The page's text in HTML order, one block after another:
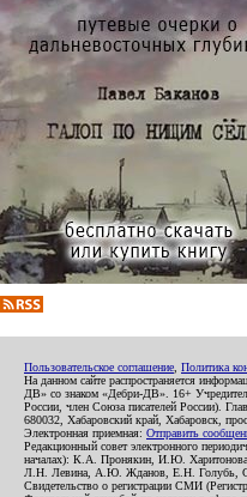
Пользовательское соглашение Политика
На данном сайте распространяется
ДВ» со знаком «Дебри-ДВ». 16+
России, член Союза писателей России).
680032, Хабаровский край, Хабаровск,
Электронная приемная: Отправить
Редакционный совет электронного
началах): К.А. Пронякин, И.Ю.
Л.Н. Левина, А.Ю. Жданов, Е.Н. Голубь,
Свидетельство о регистрации СМИ